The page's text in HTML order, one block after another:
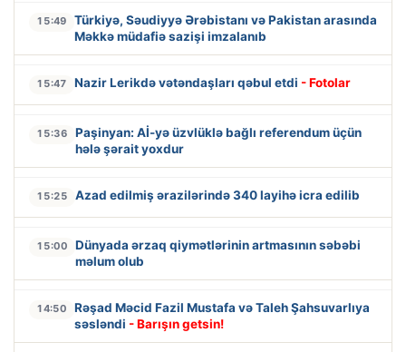
15:49
Türkiyə, Səudiyyə Ərəbistanı və Pakistan arasında
Məkkə müdafiə sazişi imzalanıb
15:47 Nazir Lerikdə vətəndaşları qəbul etdi - Fotolar
15:36
Paşinyan: Aİ-yə üzvlüklə bağlı referendum üçün
hələ şərait yoxdur
15:25 Azad edilmiş ərazilərində 340 layihə icra edilib
15:00
Dünyada ərzaq qiymətlərinin artmasının səbəbi
məlum olub
14:50
Rəşad Məcid Fazil Mustafa və Taleh Şahsuvarlıya
səsləndi - Barışın getsin!